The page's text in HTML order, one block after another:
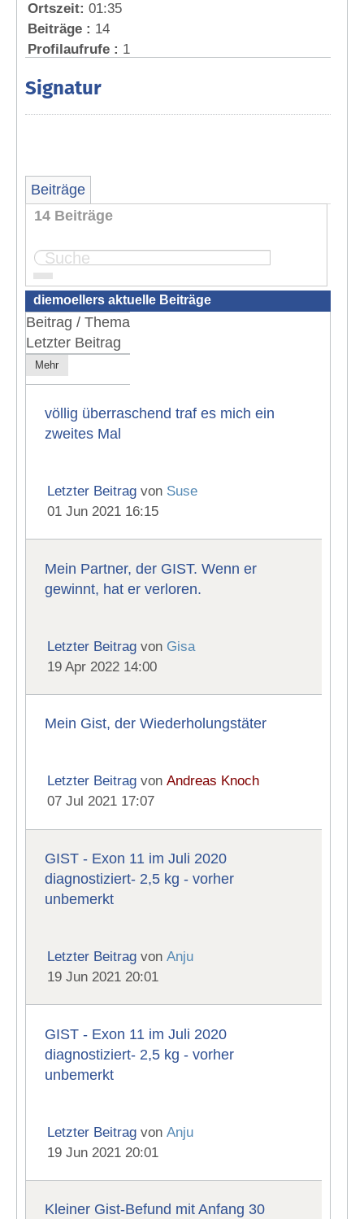
Ortszeit: 01:35
Beiträge : 14
Profilaufrufe : 1
Signatur
Beiträge
14 Beiträge
Seite:
diemoellers aktuelle Beiträge
Beitrag / Thema
Letzter Beitrag
Mehr
völlig überraschend traf es mich ein
zweites Mal
Letzter Beitrag von Suse
01 Jun 2021 16:15
Mein Partner, der GIST. Wenn er
gewinnt, hat er verloren.
Letzter Beitrag von Gisa
19 Apr 2022 14:00
Mein Gist, der Wiederholungstäter
Letzter Beitrag vonAndreas Knoch
07 Jul 2021 17:07
GIST - Exon 11 im Juli 2020
diagnostiziert- 2,5 kg - vorher
unbemerkt
Letzter Beitrag vonAnju
19 Jun 2021 20:01
GIST - Exon 11 im Juli 2020
diagnostiziert- 2,5 kg - vorher
unbemerkt
Letzter Beitrag vonAnju
19 Jun 2021 20:01
Kleiner Gist-Befund mit Anfang 30